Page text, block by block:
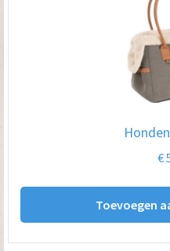
€
Toevoegen